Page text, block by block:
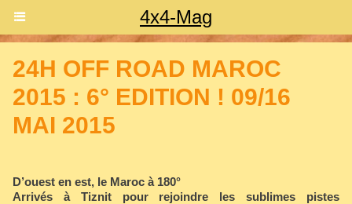
4x4-Mag
24H OFF ROAD MAROC
2015 : 6° EDITION ! 09/16
MAI 2015
D’ouest en est, le Maroc à 180°
Arrivés à Tiznit pour rejoindre les sublimes pistes